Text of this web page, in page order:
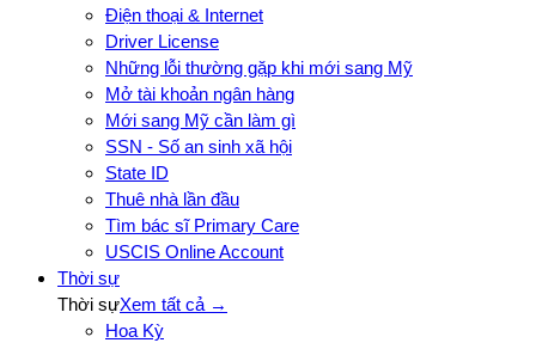
Điện thoại & Internet
Driver License
Những lỗi thường gặp khi mới sang Mỹ
Mở tài khoản ngân hàng
Mới sang Mỹ cần làm gì
SSN - Số an sinh xã hội
State ID
Thuê nhà lần đầu
Tìm bác sĩ Primary Care
USCIS Online Account
Thời sự
Thời sựXem tất cả →
Hoa Kỳ